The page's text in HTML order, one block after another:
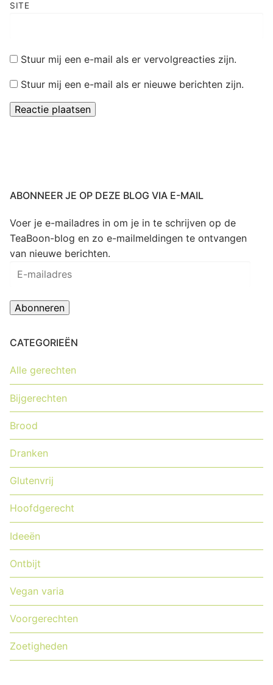
SITE
Stuur mij een e-mail als er vervolgreacties zijn.
Stuur mij een e-mail als er nieuwe berichten zijn.
ABONNEER JE OP DEZE BLOG VIA E-MAIL
Voer je e-mailadres in om je in te schrijven op de
TeaBoon-blog en zo e-mailmeldingen te ontvangen
van nieuwe berichten.
E-
Abonneren
CATEGORIEËN
Alle gerechten
Bijgerechten
Brood
Dranken
Glutenvrij
Hoofdgerecht
Ideeën
Ontbijt
Vegan varia
Voorgerechten
Zoetigheden